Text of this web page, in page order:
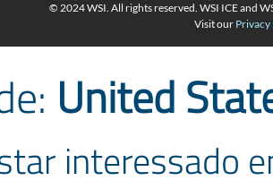
© 2024 WSI. All rights reserved. WSI ICE and
Visit our Privacy
United
interessado